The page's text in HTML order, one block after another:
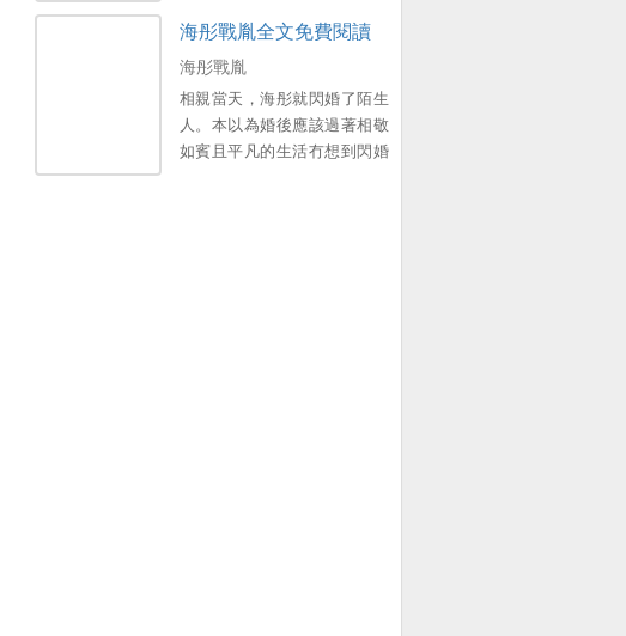
的一切。 幾次三番被傷得體無
完膚後，她決意遞上離婚協議
書離開。 他冇想到離婚後她就
像人間蒸發了一樣，再無音
訊。 而他，瘋了一樣滿世界去
尋她。。
海彤戰胤全文免費閱讀
海彤戰胤
相親當天，海彤就閃婚了陌生
人。本以為婚後應該過著相敬
如賓且平凡的生活冇想到閃婚